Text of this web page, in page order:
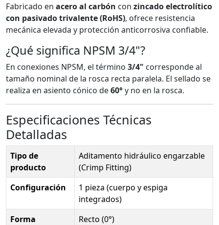
Fabricado en acero al carbón con zincado electrolítico
con pasivado trivalente (RoHS), ofrece resistencia
mecánica elevada y protección anticorrosiva confiable.
¿Qué significa NPSM 3/4"?
En conexiones NPSM, el término 3/4" corresponde al
tamaño nominal de la rosca recta paralela. El sellado se
realiza en asiento cónico de60°y no en la rosca.
Especificaciones Técnicas
Detalladas
Tipo de
producto
Aditamento hidráulico engarzable
(Crimp Fitting)
Configuración
1 pieza (cuerpo y espiga
integrados)
Forma
Recto (0°)